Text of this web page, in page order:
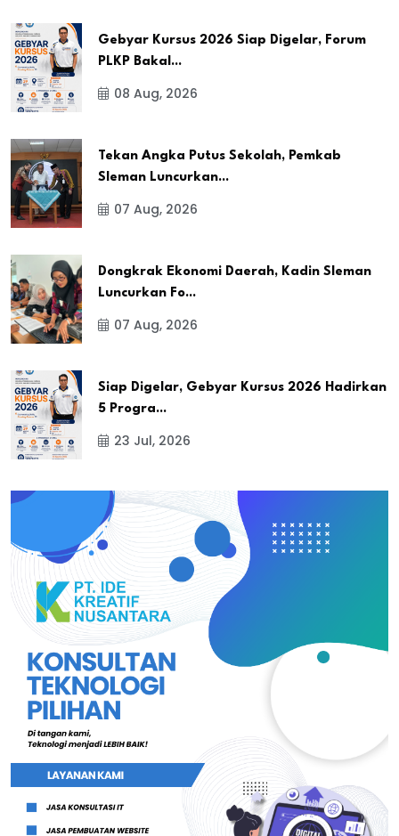
Gebyar Kursus 2026 Siap Digelar, Forum
PLKP Bakal...
08 Aug, 2026
Tekan Angka Putus Sekolah, Pemkab
Sleman Luncurkan...
07 Aug, 2026
Dongkrak Ekonomi Daerah, Kadin Sleman
Luncurkan Fo...
07 Aug, 2026
Siap Digelar, Gebyar Kursus 2026 Hadirkan
5 Progra...
23 Jul, 2026